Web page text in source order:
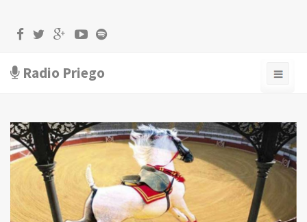
Radio Priego